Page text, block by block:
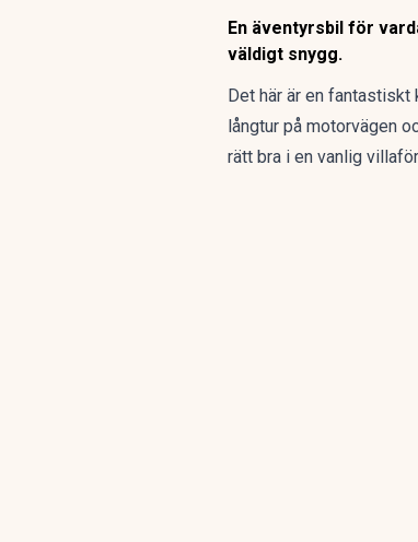
En äventyrsbil för
väldigt snygg.
Det här är en fantastiskt
långtur på motorvägen
rätt bra i en vanlig